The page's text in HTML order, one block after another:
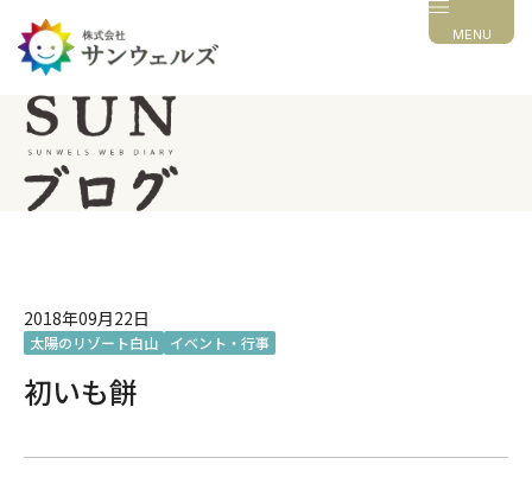
MENU
2018年09月22日
太陽のリゾート白山 イベント・行事
初いも餅